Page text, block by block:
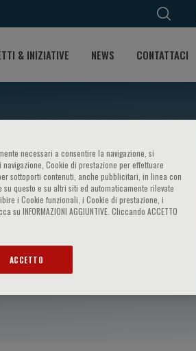
& INIZIATIVE NEWS CONTATTACI
necessari a consentire la navigazione, si
Cookie di prestazione per effettuare
sottoporti contenuti, anche pubblicitari, in linea con
questo e su altri siti ed automaticamente rilevate
i Cookie funzionali, i Cookie di prestazione, i
INFORMAZIONI AGGIUNTIVE. Cliccando ACCETTO
ACCETTO